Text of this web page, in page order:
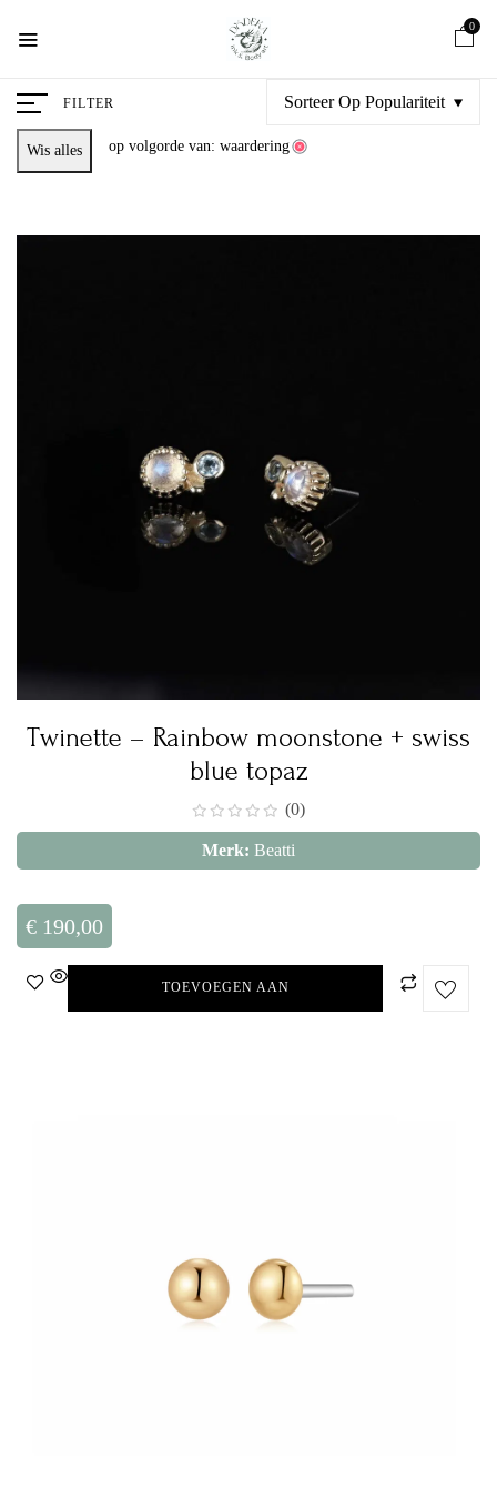
0
FILTER Sorteer Op Populariteit
Wis alles op volgorde van: waardering
Twinette – Rainbow moonstone + swiss
blue topaz
(0)
Merk: Beatti
€ 190,00
TOEVOEGEN AAN